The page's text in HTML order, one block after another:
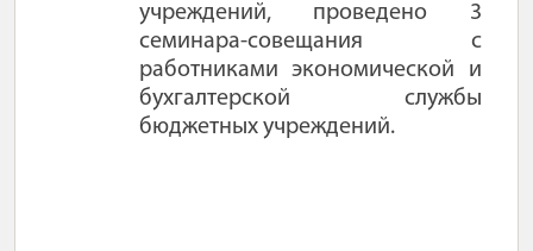
учреждений, проведено 3
семинара-совещания с
работниками экономической и
бухгалтерской службы
бюджетных учреждений.